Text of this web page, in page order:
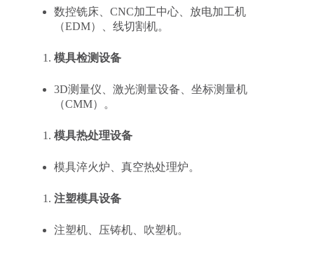
数控铣床、CNC加工中心、放电加工机
（EDM）、线切割机。
模具检测设备
3D测量仪、激光测量设备、坐标测量机
（CMM）。
模具热处理设备
模具淬火炉、真空热处理炉。
注塑模具设备
注塑机、压铸机、吹塑机。